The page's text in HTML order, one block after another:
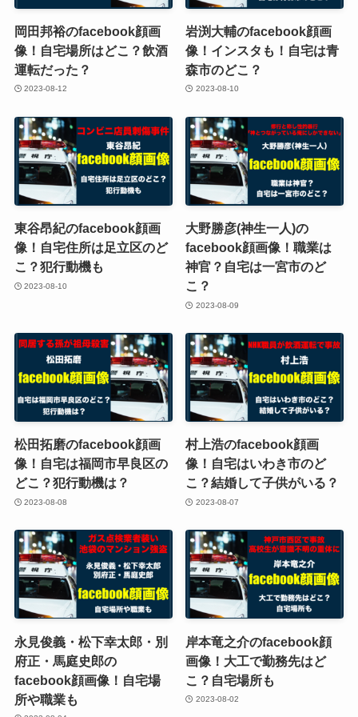
岡田邦裕のfacebook顔画
像！自宅場所はどこ？飲酒
運転だった？
2023-08-12
岩渕大輔のfacebook顔画
像！インスタも！自宅は青
森市のどこ？
2023-08-10
東谷昂紀のfacebook顔画
像！自宅住所は足立区のど
こ？犯行動機も
2023-08-10
大野勝彦(神生一人)の
facebook顔画像！職業は
神官？自宅は一宮市のど
こ？
2023-08-09
松田拓磨のfacebook顔画
像！自宅は福岡市早良区の
どこ？犯行動機は？
2023-08-08
村上浩のfacebook顔画
像！自宅はいわき市のど
こ？結婚して子供がいる？
2023-08-07
永見俊義・松下幸太郎・別
府正・馬庭史郎の
facebook顔画像！自宅場
所や職業も
岸本竜之介のfacebook顔
画像！大工で勤務先はど
こ？自宅場所も
2023-08-02